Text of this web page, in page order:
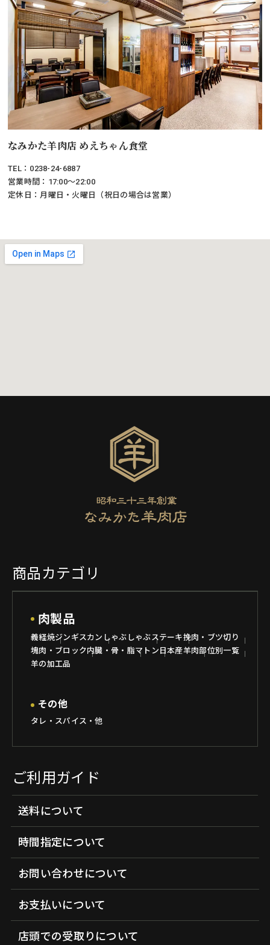
なみかた羊肉店 めえちゃん食堂
TEL：0238-24-6887
営業時間：17:00～22:00
定休日：月曜日・火曜日（祝日の場合は営業）
商品カテゴリ
肉製品
義経焼ジンギスカン しゃぶしゃぶステーキ挽肉・ブツ切り
塊肉・ブロック内臓・骨・脂マトン 日本産羊肉部位別一覧
羊の加工品
その他
タレ・スパイス・他
ご利用ガイド
送料について
時間指定について
お問い合わせについて
お支払いについて
店頭での受取りについて